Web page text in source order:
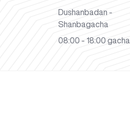
Dushanbadan -
Shanbagacha
08:00 - 18:00 gacha